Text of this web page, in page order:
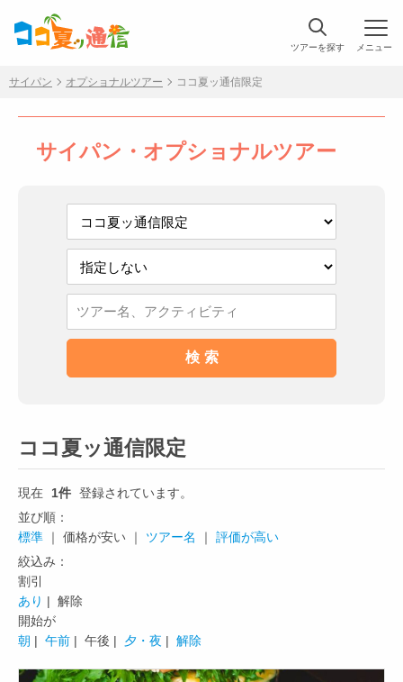
ツアーを探す
サイパン オプショナルツアー ココ夏ッ通信限定
サイパン・オプショナルツアー
ココ夏ッ通信限定
現在 1件 登録されています。
並び順：
標準 ｜ 価格が安い ｜ ツアー名 ｜ 評価が高い
絞込み：
割引
あり | 解除
開始が
朝 | 午前 | 午後 | 夕・夜 | 解除
メニュー